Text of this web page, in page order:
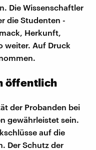
Die Wissenschaftler
die Studenten -
Herkunft,
weiter. Auf Druck
öffentlich
der Probanden bei
gewährleistet sein.
auf die
Der Schutz der